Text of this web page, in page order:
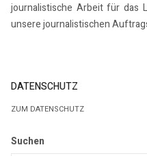
journalistische Arbeit für das
unsere journalistischen
DATENSCHUTZ
ZUM DATENSCHUTZ
Suchen